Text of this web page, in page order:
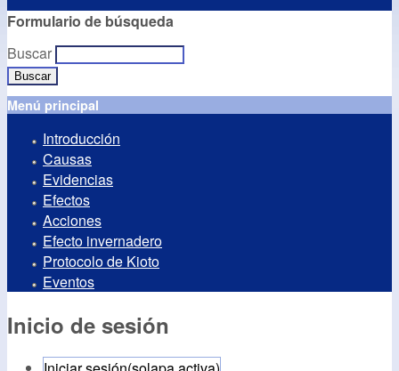
Formulario de búsqueda
Buscar
Menú principal
Introducción
Causas
Evidencias
Efectos
Acciones
Efecto invernadero
Protocolo de Kioto
Eventos
Inicio de sesión